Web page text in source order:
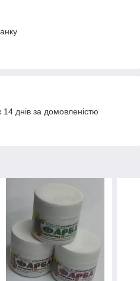
днів за домовленістю